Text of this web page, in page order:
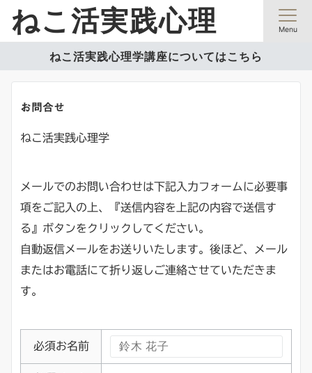
ねこ活実践心理 Menu
ねこ活実践心理学講座についてはこちら
お問合せ
ねこ活実践心理学
メールでのお問い合わせは下記入力フォームに必要事
項をご記入の上、『送信内容を上記の内容で送信す
る』ボタンをクリックしてください。
自動返信メールをお送りいたします。後ほど、メール
またはお電話にて折り返しご連絡させていただきま
す。
必須お名前